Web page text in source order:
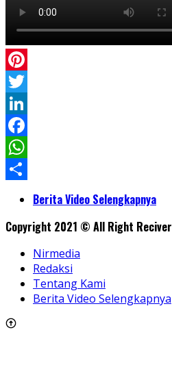
Pinterest
Twitter
LinkedIn
Facebook
WhatsApp
ShareBerita Video Selengkapnya
Copyright 2021 © All Right Reciver
Nirmedia
Redaksi
Tentang Kami
Berita Video Selengkapnya